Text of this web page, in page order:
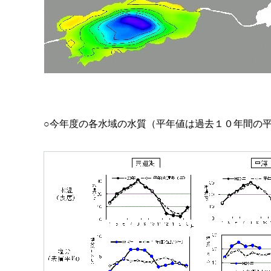
○今年度の各水域の水質（平年値は過去１０年間の